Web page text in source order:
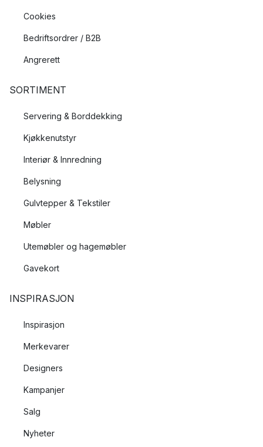
Cookies
Bedriftsordrer / B2B
Angrerett
SORTIMENT
Servering & Borddekking
Kjøkkenutstyr
Interiør & Innredning
Belysning
Gulvtepper & Tekstiler
Møbler
Utemøbler og hagemøbler
Gavekort
INSPIRASJON
Inspirasjon
Merkevarer
Designers
Kampanjer
Salg
Nyheter